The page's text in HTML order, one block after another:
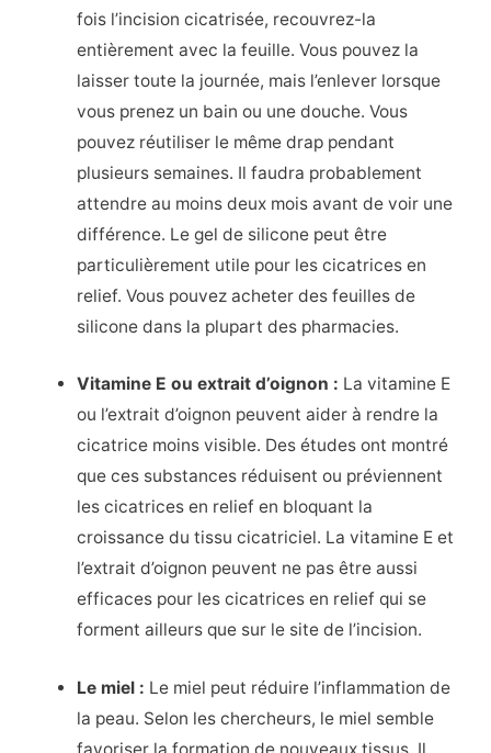
fois l’incision cicatrisée, recouvrez-la
entièrement avec la feuille. Vous pouvez la
laisser toute la journée, mais l’enlever lorsque
vous prenez un bain ou une douche. Vous
pouvez réutiliser le même drap pendant
plusieurs semaines. Il faudra probablement
attendre au moins deux mois avant de voir une
différence. Le gel de silicone peut être
particulièrement utile pour les cicatrices en
relief. Vous pouvez acheter des feuilles de
silicone dans la plupart des pharmacies.
Vitamine E ou extrait d’oignon : La vitamine E
ou l’extrait d’oignon peuvent aider à rendre la
cicatrice moins visible. Des études ont montré
que ces substances réduisent ou préviennent
les cicatrices en relief en bloquant la
croissance du tissu cicatriciel. La vitamine E et
l’extrait d’oignon peuvent ne pas être aussi
efficaces pour les cicatrices en relief qui se
forment ailleurs que sur le site de l’incision.
Le miel : Le miel peut réduire l’inflammation de
la peau. Selon les chercheurs, le miel semble